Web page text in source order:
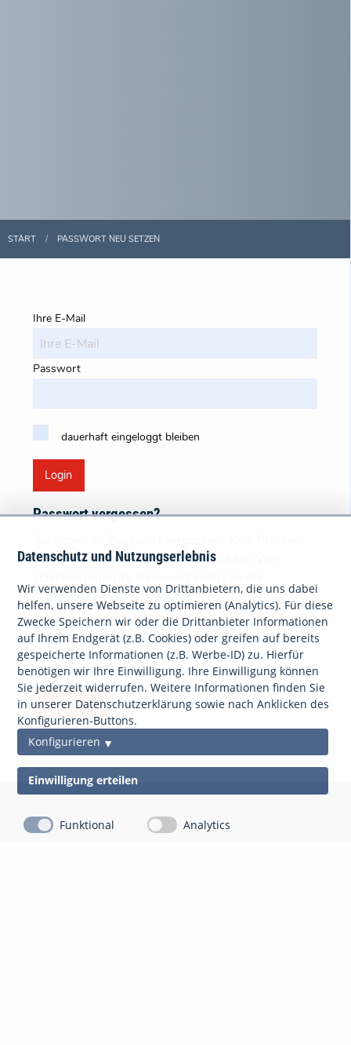
START PASSWORT NEU SETZEN
Ihre E-Mail
Passwort
dauerhaft eingeloggt bleiben
Login
Passwort vergessen?
Bitte geben Sie Ihre E-Mail-Adresse ein. Wir
angegebene E-Mail-Adresse.
Ihre E-Mail
anfordern
Datenschutz und Nutzungserlebnis
Wir verwenden Dienste von Drittanbietern, die uns dabei
helfen, unsere Webseite zu optimieren (Analytics). Für diese
Zwecke Speichern wir oder die Drittanbieter Informationen
auf Ihrem Endgerät (z.B. Cookies) oder greifen auf bereits
gespeicherte Informationen (z.B. Werbe-ID) zu. Hierfür
benötigen wir Ihre Einwilligung. Ihre Einwilligung können
Sie jederzeit widerrufen. Weitere Informationen finden Sie
in unserer Datenschutzerklärung sowie nach Anklicken des
Konfigurieren-Buttons.
Konfigurieren
Einwilligung erteilen
Funktional Analytics